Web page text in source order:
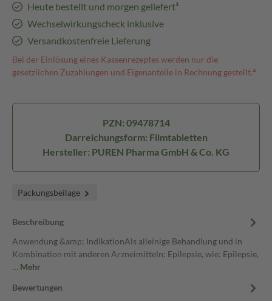
Heute bestellt und morgen geliefert³
Wechselwirkungscheck inklusive
Versandkostenfreie Lieferung
Bei der Einlösung eines Kassenrezeptes werden nur die
gesetzlichen Zuzahlungen und Eigenanteile in Rechnung gestellt.⁴
PZN: 09478714
Darreichungsform: Filmtabletten
Hersteller: PUREN Pharma GmbH & Co. KG
Packungsbeilage
Beschreibung
Anwendung &amp; IndikationAls alleinige Behandlung und in
Kombination mit anderen Arzneimitteln: Epilepsie, wie: Epilepsie,
… Mehr
Bewertungen